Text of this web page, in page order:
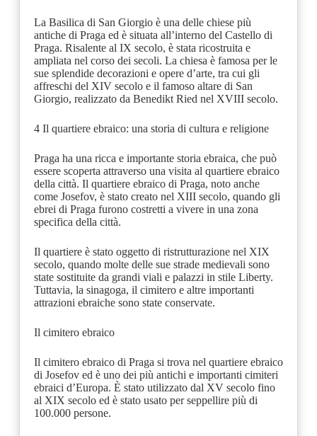
La Basilica di San Giorgio è una delle chiese più
antiche di Praga ed è situata all’interno del Castello di
Praga. Risalente al IX secolo, è stata ricostruita e
ampliata nel corso dei secoli. La chiesa è famosa per le
sue splendide decorazioni e opere d’arte, tra cui gli
affreschi del XIV secolo e il famoso altare di San
Giorgio, realizzato da Benedikt Ried nel XVIII secolo.
4 Il quartiere ebraico: una storia di cultura e religione
Praga ha una ricca e importante storia ebraica, che può
essere scoperta attraverso una visita al quartiere ebraico
della città. Il quartiere ebraico di Praga, noto anche
come Josefov, è stato creato nel XIII secolo, quando gli
ebrei di Praga furono costretti a vivere in una zona
specifica della città.
Il quartiere è stato oggetto di ristrutturazione nel XIX
secolo, quando molte delle sue strade medievali sono
state sostituite da grandi viali e palazzi in stile Liberty.
Tuttavia, la sinagoga, il cimitero e altre importanti
attrazioni ebraiche sono state conservate.
Il cimitero ebraico
Il cimitero ebraico di Praga si trova nel quartiere ebraico
di Josefov ed è uno dei più antichi e importanti cimiteri
ebraici d’Europa. È stato utilizzato dal XV secolo fino
al XIX secolo ed è stato usato per seppellire più di
100.000 persone.